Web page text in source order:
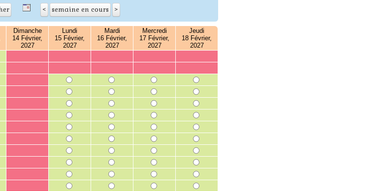
Dimanche
14 Février,
2027
Lundi
15 Février,
2027
Mardi
16 Février,
2027
Mercredi
17 Février,
2027
Jeudi
18 Février,
2027